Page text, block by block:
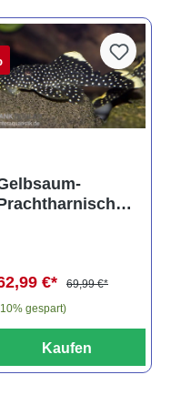
5 von 5 Sternen
€*
69,99 €*
gespart)
Kaufen